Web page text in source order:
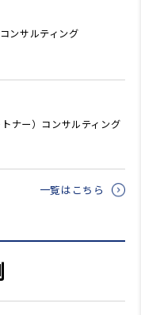
ンサルティング
ナー）コンサルティング
一覧はこちら